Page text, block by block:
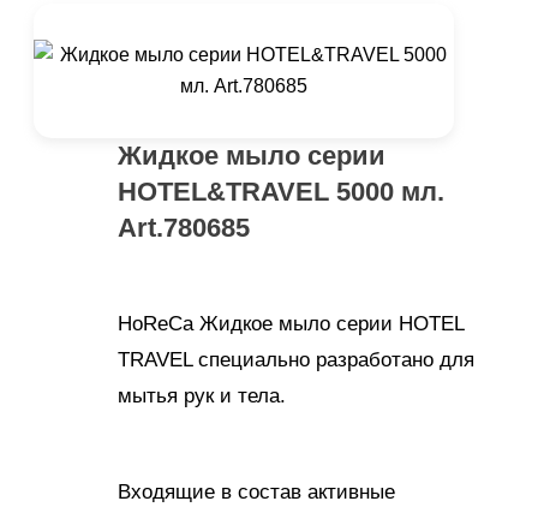
Жидкое мыло серии
HOTEL&TRAVEL 5000 мл.
Art.780685
HoReCa Жидкое мыло серии HOTEL
TRAVEL специально разработано для
мытья рук и тела.
Входящие в состав активные